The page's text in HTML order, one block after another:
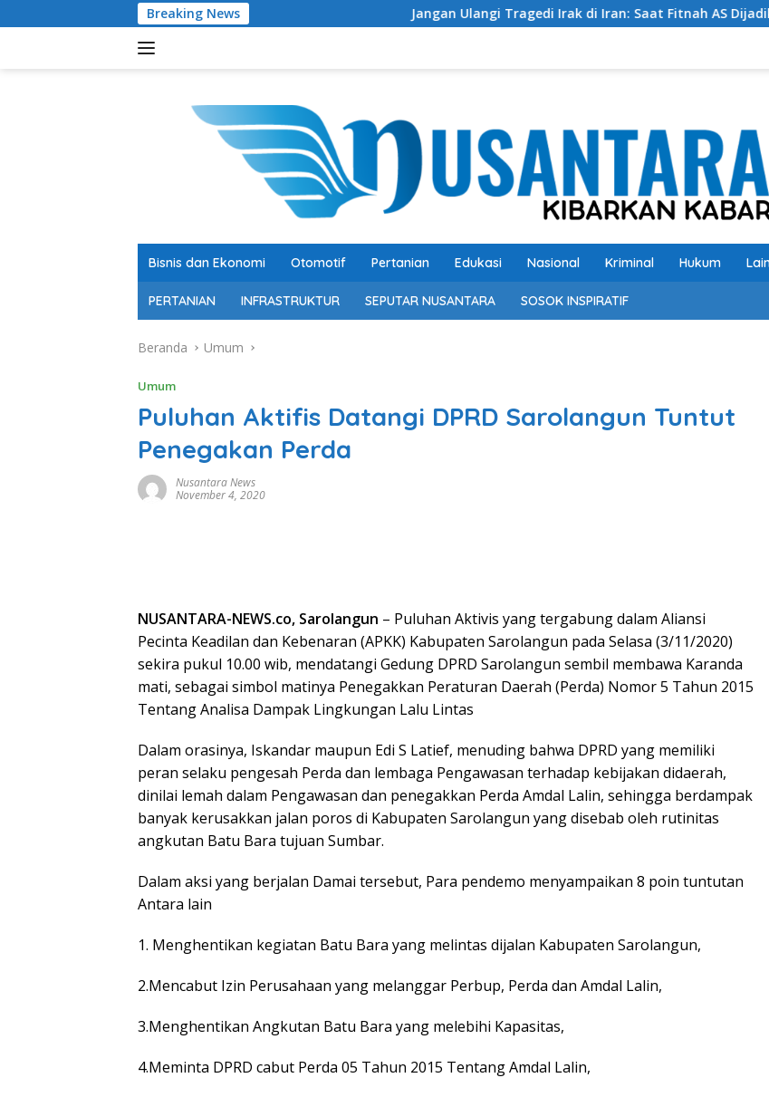
ke
Breaking News Jangan Ulangi Tragedi Irak di Iran: Saat Fitnah AS Dijadikan Alasan
Bisnis dan Ekonomi Otomotif Pertanian Edukasi Nasional Kriminal Hukum
PERTANIAN INFRASTRUKTUR SEPUTAR NUSANTARA SOSOK INSPIRATIF
Beranda Umum
Umum
Puluhan Aktifis Datangi DPRD Sarolangun Tuntut
Penegakan Perda
Nusantara News
November 4, 2020
NUSANTARA-NEWS.co, Sarolangun – Puluhan Aktivis yang tergabung dalam Aliansi
Pecinta Keadilan dan Kebenaran (APKK) Kabupaten Sarolangun pada Selasa (3/11/2020)
sekira pukul 10.00 wib, mendatangi Gedung DPRD Sarolangun sembil membawa Karanda
mati, sebagai simbol matinya Penegakkan Peraturan Daerah (Perda) Nomor 5 Tahun 2015
Tentang Analisa Dampak Lingkungan Lalu Lintas
Dalam orasinya, Iskandar maupun Edi S Latief, menuding bahwa DPRD yang memiliki
peran selaku pengesah Perda dan lembaga Pengawasan terhadap kebijakan didaerah,
dinilai lemah dalam Pengawasan dan penegakkan Perda Amdal Lalin, sehingga berdampak
banyak kerusakkan jalan poros di Kabupaten Sarolangun yang disebab oleh rutinitas
angkutan Batu Bara tujuan Sumbar.
Dalam aksi yang berjalan Damai tersebut, Para pendemo menyampaikan 8 poin tuntutan
Antara lain
1. Menghentikan kegiatan Batu Bara yang melintas dijalan Kabupaten Sarolangun,
2.Mencabut Izin Perusahaan yang melanggar Perbup, Perda dan Amdal Lalin,
3.Menghentikan Angkutan Batu Bara yang melebihi Kapasitas,
4.Meminta DPRD cabut Perda 05 Tahun 2015 Tentang Amdal Lalin,